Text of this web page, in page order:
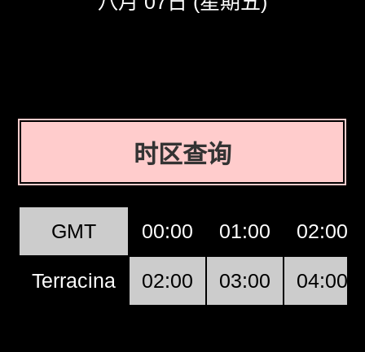
时区查询
GMT 00:00 01:00 02:00
Terracina 02:00 03:00 04:00